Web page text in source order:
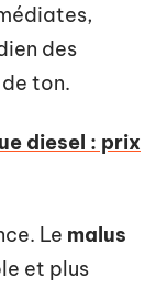
des
ton.
diesel : prix
Le malus
et plus